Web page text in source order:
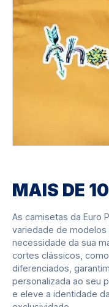
MAIS DE
As camisetas da Euro
variedade de modelos
necessidade da sua
cortes clássicos,
diferenciados,
personalizada ao seu
e eleve a identidade